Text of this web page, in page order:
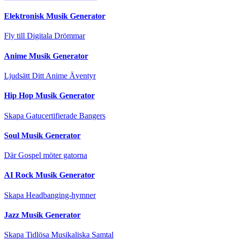
Elektronisk Musik Generator
Fly till Digitala Drömmar
Anime Musik Generator
Ljudsätt Ditt Anime Äventyr
Hip Hop Musik Generator
Skapa Gatucertifierade Bangers
Soul Musik Generator
Där Gospel möter gatorna
AI Rock Musik Generator
Skapa Headbanging-hymner
Jazz Musik Generator
Skapa Tidlösa Musikaliska Samtal